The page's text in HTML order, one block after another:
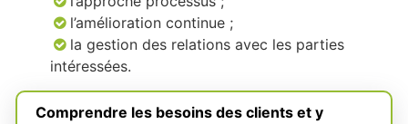
l’amélioration continue ;
la gestion des relations avec les parties
intéressées.
Comprendre les besoins des clients et y